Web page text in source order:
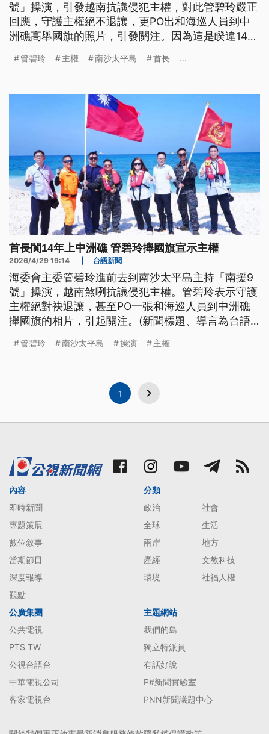
號」操演，引發越南抗議侵犯主權，對此管碧玲嚴正
回應，守護主權絕不退讓，更PO出和海巡人員到中
洲礁高舉國旗的照片，引發關注。因為這是睽違14
多國主權聲索重疊區的最前線。
管碧玲 主權 南沙太平島 首長 ...
首長閬14年上中洲礁 管碧玲攑國旗宣示主權
2026/4/29 19:14 台語新聞
海委會主委管碧玲進前去到南沙太平島主持「南援9
號」操演，越南煞咧抗議侵犯主權。管碧玲表示守護
主權絕對袂退讓，甚至PO一張和海巡人員到中洲礁
攑國旗的相片，引起關注。(新聞標題、導言為台語
管碧玲 南沙太平島 操演 主權
1
內容
即時新聞
專題策展
數位敘事
當期節目
深度報導
觀點
分類
政治
社會
全球
生活
兩岸
地方
產經
文教科技
環境
社福人權
公廣集團
公共電視
PTS TW
公視台語台
中華電視公司
客家電視台
主題網站
我們的島
獨立特派員
有話好說
P#新聞實驗室
PNN新聞議題中心